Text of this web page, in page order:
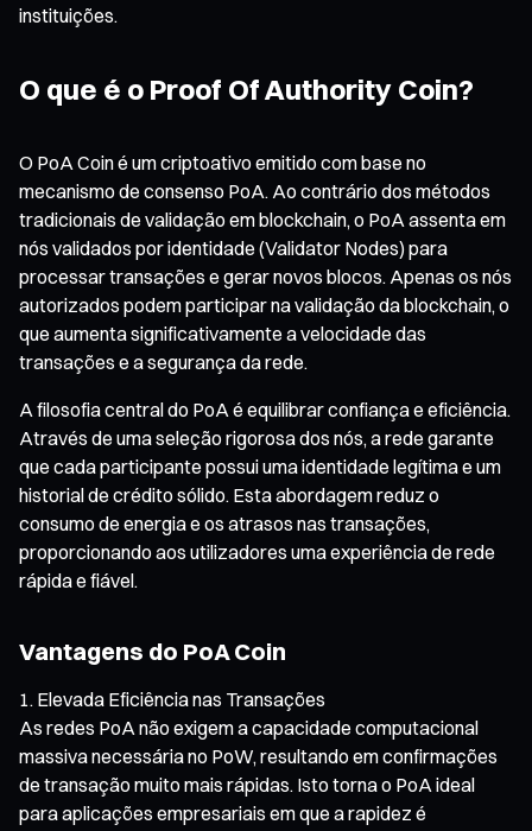
instituições.
O que é o Proof Of Authority Coin?
O PoA Coin é um criptoativo emitido com base no
mecanismo de consenso PoA. Ao contrário dos métodos
tradicionais de validação em blockchain, o PoA assenta em
nós validados por identidade (Validator Nodes) para
processar transações e gerar novos blocos. Apenas os nós
autorizados podem participar na validação da blockchain, o
que aumenta significativamente a velocidade das
transações e a segurança da rede.
A filosofia central do PoA é equilibrar confiança e eficiência.
Através de uma seleção rigorosa dos nós, a rede garante
que cada participante possui uma identidade legítima e um
historial de crédito sólido. Esta abordagem reduz o
consumo de energia e os atrasos nas transações,
proporcionando aos utilizadores uma experiência de rede
rápida e fiável.
Vantagens do PoA Coin
Elevada Eficiência nas Transações
As redes PoA não exigem a capacidade computacional
massiva necessária no PoW, resultando em confirmações
de transação muito mais rápidas. Isto torna o PoA ideal
para aplicações empresariais em que a rapidez é